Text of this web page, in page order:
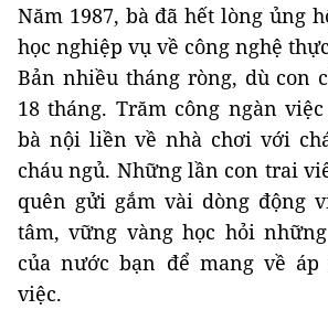
Năm 1987, bà đã hết lòng ủng
học nghiệp vụ về công nghệ
Bản nhiều tháng ròng, dù con
18 tháng. Trăm công ngàn
bà nội liền về nhà chơi với
cháu ngủ. Những lần con trai
quên gửi gắm vài dòng động
tâm, vững vàng học hỏi
của nước bạn để mang về áp
việc.